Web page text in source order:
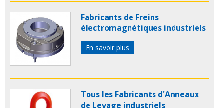
Fabricants de Freins
électromagnétiques industriels
En savoir plus
Tous les Fabricants d'Anneaux
de Levage industriels